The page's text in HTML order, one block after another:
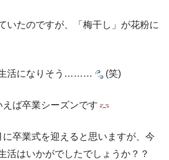
いたのですが、「梅干し」が花粉に
生活になりそう……… (笑)
ば卒業シーズンです
卒業式を迎えると思いますが、今
活はいかがでしたでしょうか？？